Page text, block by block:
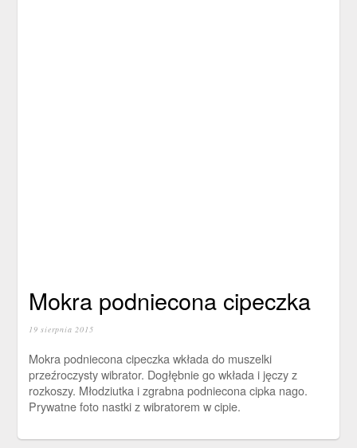
Mokra podniecona cipeczka
19 sierpnia 2015
Mokra podniecona cipeczka wkłada do muszelki
przeźroczysty wibrator. Dogłębnie go wkłada i jęczy z
rozkoszy. Młodziutka i zgrabna podniecona cipka nago.
Prywatne foto nastki z wibratorem w cipie.